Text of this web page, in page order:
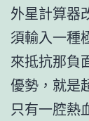
外星計算器
須輸入一種
來抵抗那負
優勢，就是
只有一腔熱